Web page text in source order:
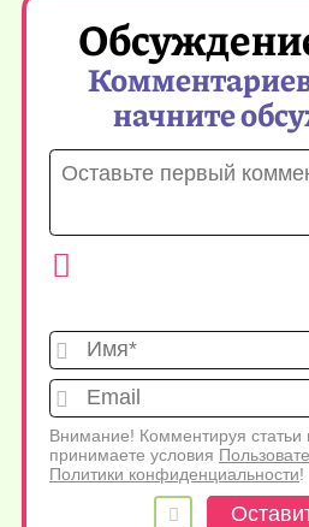
начните
Внимание! Комментируя статьи
принимаете условия
Политики конфиденциальности!